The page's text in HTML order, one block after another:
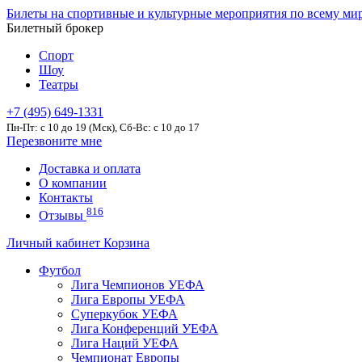
Билеты на спортивные и культурные мероприятия по всему
Билетный брокер
Спорт
Шоу
Театры
+7 (495) 649-1331
Пн-Пт: c 10 до 19 (Мск), Сб-Вс: с 10 до 17
Перезвоните мне
Доставка и оплата
О компании
Контакты
Отзывы 816
Личный кабинет Корзина
Футбол
Лига Чемпионов УЕФА
Лига Европы УЕФА
Суперкубок УЕФА
Лига Конференций УЕФА
Лига Наций УЕФА
Чемпионат Европы